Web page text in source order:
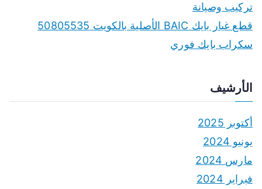
تركيب وصيانة
قطع غيار بايك BAIC الأصلية بالكويت 50805535
سكراب بايك فوري
الأرشيف
أكتوبر 2025
يونيو 2024
مارس 2024
فبراير 2024